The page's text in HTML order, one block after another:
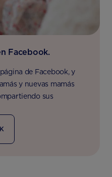
Facebook.
de Facebook, y
y nuevas mamás
sus